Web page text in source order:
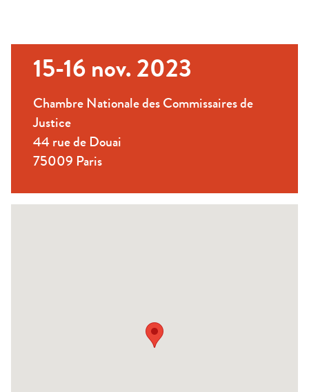
15-16 nov. 2023
Chambre Nationale des Commissaires de
Justice
44 rue de Douai
75009 Paris